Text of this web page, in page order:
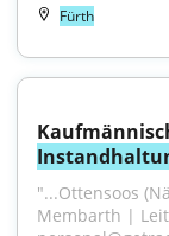
Fürth
"...Ottensoos
Membarth |